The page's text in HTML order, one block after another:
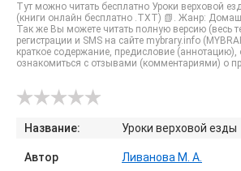
Тут можно читать бесплатно Уроки верховой
(книги онлайн бесплатно .TXT) 📗. Жанр:
Так же Вы можете читать полную версию (весь
регистрации и SMS на сайте mybrary.info
краткое содержание, предисловие (аннотацию),
ознакомиться с отзывами (комментариями) о
Название: Уроки верховой езды
Автор Ливанова М. А.